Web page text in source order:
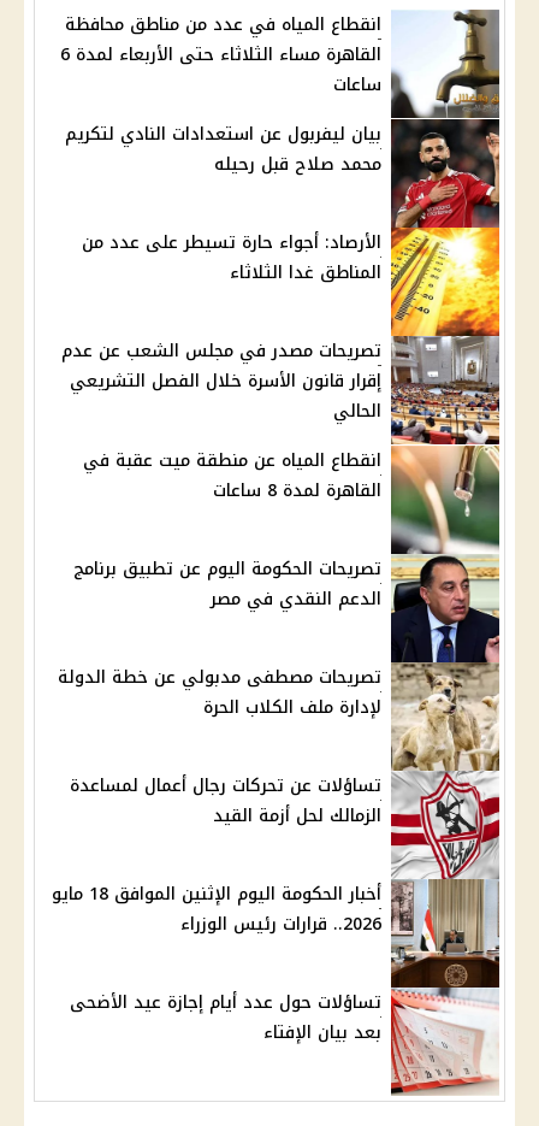
انقطاع المياه في عدد من مناطق محافظة
القاهرة مساء الثلاثاء حتى الأربعاء لمدة 6
ساعات
بيان ليفربول عن استعدادات النادي لتكريم
محمد صلاح قبل رحيله
الأرصاد: أجواء حارة تسيطر على عدد من
المناطق غدا الثلاثاء
تصريحات مصدر في مجلس الشعب عن عدم
إقرار قانون الأسرة خلال الفصل التشريعي
الحالي
انقطاع المياه عن منطقة ميت عقبة في
القاهرة لمدة 8 ساعات
تصريحات الحكومة اليوم عن تطبيق برنامج
الدعم النقدي في مصر
تصريحات مصطفى مدبولي عن خطة الدولة
لإدارة ملف الكلاب الحرة
تساؤلات عن تحركات رجال أعمال لمساعدة
الزمالك لحل أزمة القيد
أخبار الحكومة اليوم الإثنين الموافق 18 مايو
2026.. قرارات رئيس الوزراء
تساؤلات حول عدد أيام إجازة عيد الأضحى
بعد بيان الإفتاء